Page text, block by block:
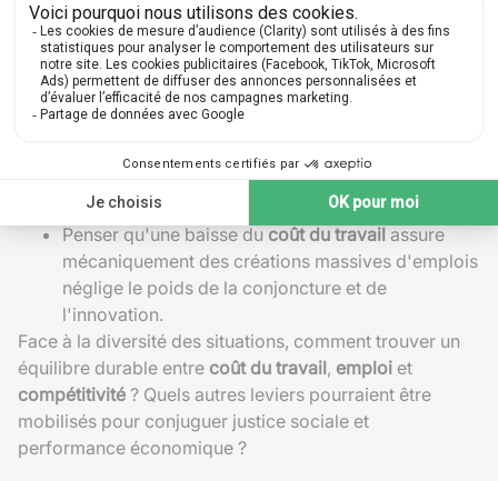
du travail
Pensiez-vous que lecoût du travailcorrespond
uniquement au salaire reçu par le salarié ? Il inclut
aussi lescotisations socialesversées par
l'employeur.
Confondre
coût du travail élevé
et manque
compétitivité: laproductivitéet la
qualité jouent souvent un rôle décisif.
Penser qu'une baisse du coût du travail assure
mécaniquement des créations massives d'emplois
néglige le poids de la conjoncture et de
l'innovation.
Face à la diversité des situations, comment trouver un
équilibre durable entre coût du travail, emploi et
compétitivité ? Quels autres leviers pourraient être
mobilisés pour conjuguer justice sociale et
performance économique ?